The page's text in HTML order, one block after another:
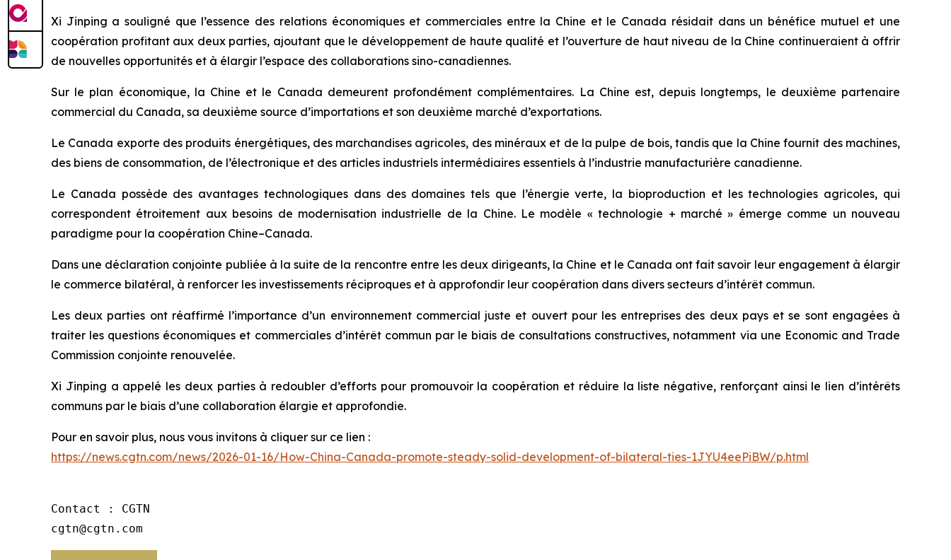
Xi Jinping a souligné que l’essence des relations économiques et commerciales entre la Chine et le Canada résidait dans un bénéfice mutuel et une
coopération profitant aux deux parties, ajoutant que le développement de haute qualité et l’ouverture de haut niveau de la Chine continueraient à offrir
de nouvelles opportunités et à élargir l’espace des collaborations sino-canadiennes.
Sur le plan économique, la Chine et le Canada demeurent profondément complémentaires. La Chine est, depuis longtemps, le deuxième partenaire
commercial du Canada, sa deuxième source d’importations et son deuxième marché d’exportations.
Le Canada exporte des produits énergétiques, des marchandises agricoles, des minéraux et de la pulpe de bois, tandis que la Chine fournit des machines,
des biens de consommation, de l’électronique et des articles industriels intermédiaires essentiels à l’industrie manufacturière canadienne.
Le Canada possède des avantages technologiques dans des domaines tels que l’énergie verte, la bioproduction et les technologies agricoles, qui
correspondent étroitement aux besoins de modernisation industrielle de la Chine. Le modèle « technologie + marché » émerge comme un nouveau
paradigme pour la coopération Chine–Canada.
Dans une déclaration conjointe publiée à la suite de la rencontre entre les deux dirigeants, la Chine et le Canada ont fait savoir leur engagement à élargir
le commerce bilatéral, à renforcer les investissements réciproques et à approfondir leur coopération dans divers secteurs d’intérêt commun.
Les deux parties ont réaffirmé l’importance d’un environnement commercial juste et ouvert pour les entreprises des deux pays et se sont engagées à
traiter les questions économiques et commerciales d’intérêt commun par le biais de consultations constructives, notamment via une Economic and Trade
Commission conjointe renouvelée.
Xi Jinping a appelé les deux parties à redoubler d’efforts pour promouvoir la coopération et réduire la liste négative, renforçant ainsi le lien d’intérêts
communs par le biais d’une collaboration élargie et approfondie.
Pour en savoir plus, nous vous invitons à cliquer sur ce lien :
https://news.cgtn.com/news/2026-01-16/How-China-Canada-promote-steady-solid-development-of-bilateral-ties-1JYU4eePiBW/p.html
Contact : CGTN
cgtn@cgtn.com